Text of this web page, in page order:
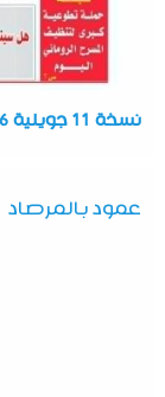
نسخة 11 جويلية 2026
عمود بالمرصاد